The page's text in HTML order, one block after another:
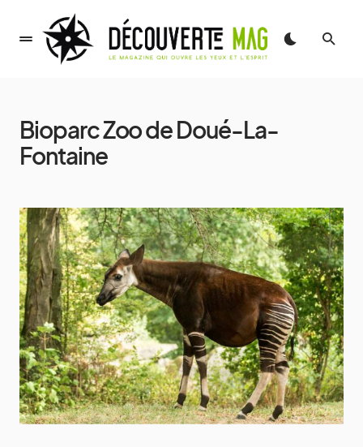
Bioparc Zoo de Doué-La-
Fontaine